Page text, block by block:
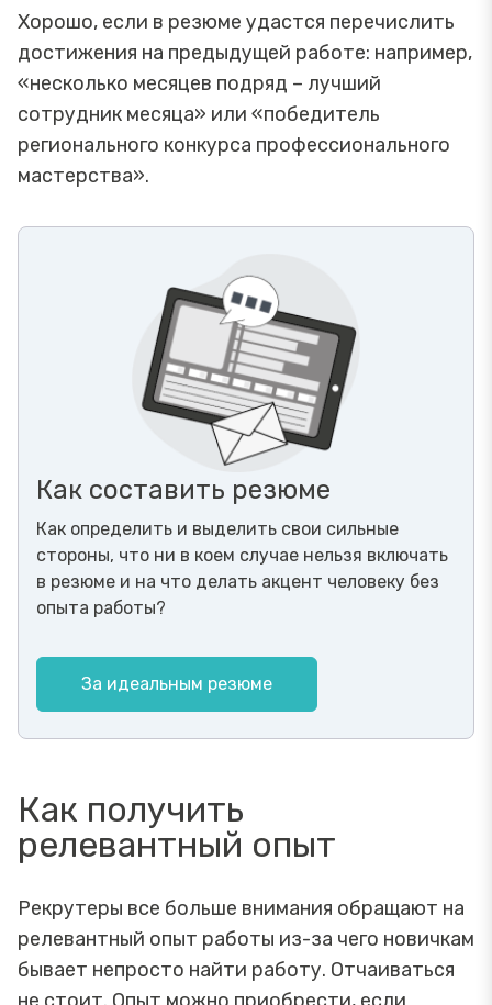
Хорошо, если в резюме удастся перечислить
достижения на предыдущей работе: например,
«несколько месяцев подряд – лучший
сотрудник месяца» или «победитель
регионального конкурса профессионального
мастерства».
Как составить резюме
Как определить и выделить свои сильные
стороны, что ни в коем случае нельзя включать
в резюме и на что делать акцент человеку без
опыта работы?
За идеальным резюме
Как получить
релевантный опыт
Рекрутеры все больше внимания обращают на
релевантный опыт работы из-за чего новичкам
бывает непросто найти работу. Отчаиваться